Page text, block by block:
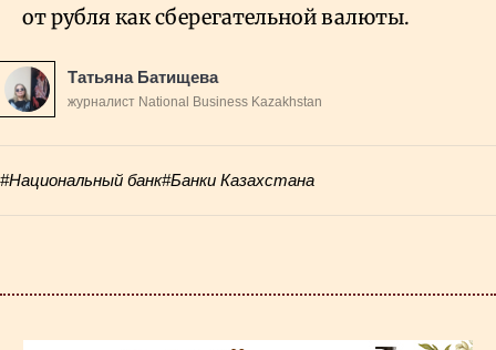
от рубля как сберегательной валюты.
Татьяна Батищева
журналист National Business Kazakhstan
#Национальный банк#Банки Казахстана